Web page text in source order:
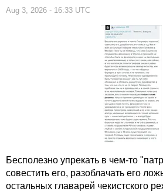
Aug 3, 2026 - 16:33 UTC
Бесполезно упрекать в чем-то
совестить его, разоблачать его
остальных главарей чекистского